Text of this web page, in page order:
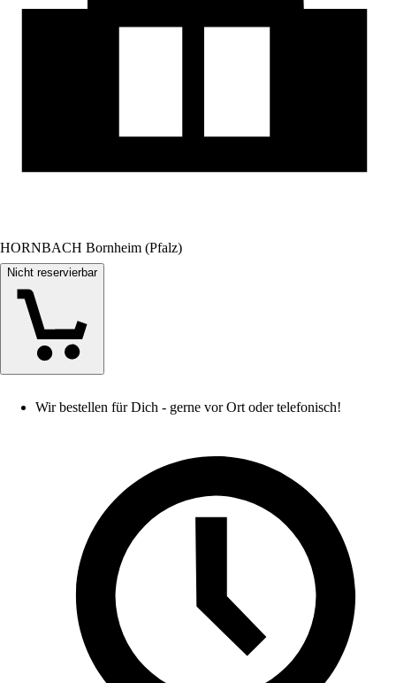
HORNBACH Bornheim (Pfalz)
Nicht reservierbar
Wir bestellen für Dich - gerne vor Ort oder telefonisch!